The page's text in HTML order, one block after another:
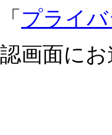
「 プライ
認画面にお